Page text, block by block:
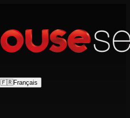
🇫🇷Français